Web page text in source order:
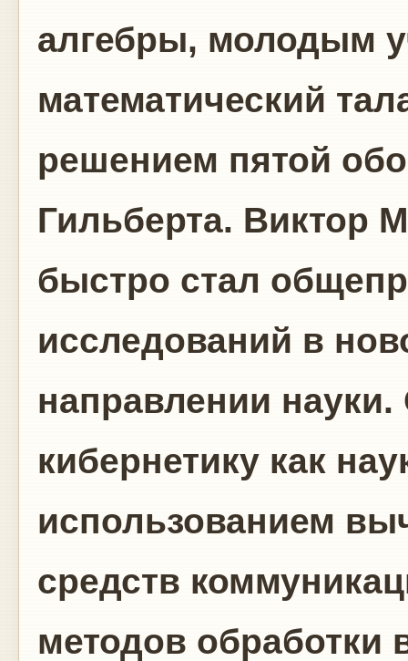
алгебры, молодым
математический
решением пятой
Гильберта. Виктор
быстро стал
исследований в
направлении
кибернетику как
использованием
средств
методов обработки